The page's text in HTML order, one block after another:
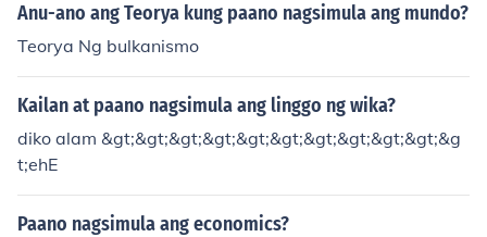
Anu-ano ang Teorya kung paano nagsimula ang mundo?
Teorya Ng bulkanismo
Kailan at paano nagsimula ang linggo ng wika?
diko alam &gt;&gt;&gt;&gt;&gt;&gt;&gt;&gt;&gt;&gt;&g
t;ehE
Paano nagsimula ang economics?